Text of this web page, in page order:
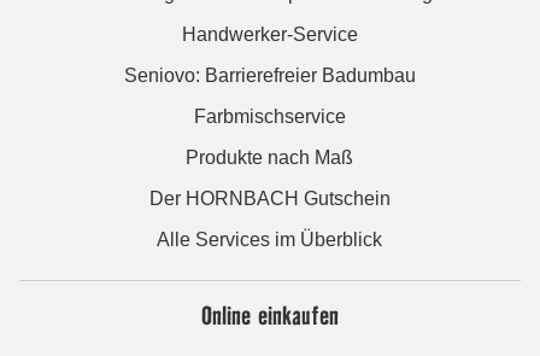
Handwerker-Service
Seniovo: Barrierefreier Badumbau
Farbmischservice
Produkte nach Maß
Der HORNBACH Gutschein
Alle Services im Überblick
Online einkaufen